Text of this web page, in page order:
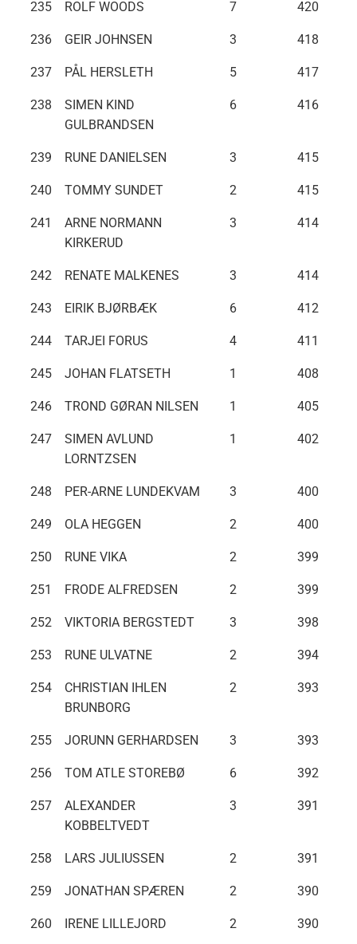
235 ROLF WOODS 7 420
236 GEIR JOHNSEN 3 418
237 PÅL HERSLETH 5 417
238
SIMEN KIND
GULBRANDSEN
6 416
239 RUNE DANIELSEN 3 415
240 TOMMY SUNDET 2 415
241
ARNE NORMANN
KIRKERUD
3 414
242 RENATE MALKENES 3 414
243 EIRIK BJØRBÆK 6 412
244 TARJEI FORUS 4 411
245 JOHAN FLATSETH 1 408
246 TROND GØRAN NILSEN 1 405
247
SIMEN AVLUND
LORNTZSEN
1 402
248 PER-ARNE LUNDEKVAM 3 400
249 OLA HEGGEN 2 400
250 RUNE VIKA 2 399
251 FRODE ALFREDSEN 2 399
252 VIKTORIA BERGSTEDT 3 398
253 RUNE ULVATNE 2 394
254
CHRISTIAN IHLEN
BRUNBORG
2 393
255 JORUNN GERHARDSEN 3 393
256 TOM ATLE STOREBØ 6 392
257
ALEXANDER
KOBBELTVEDT
3 391
258 LARS JULIUSSEN 2 391
259 JONATHAN SPÆREN 2 390
260 IRENE LILLEJORD 2 390